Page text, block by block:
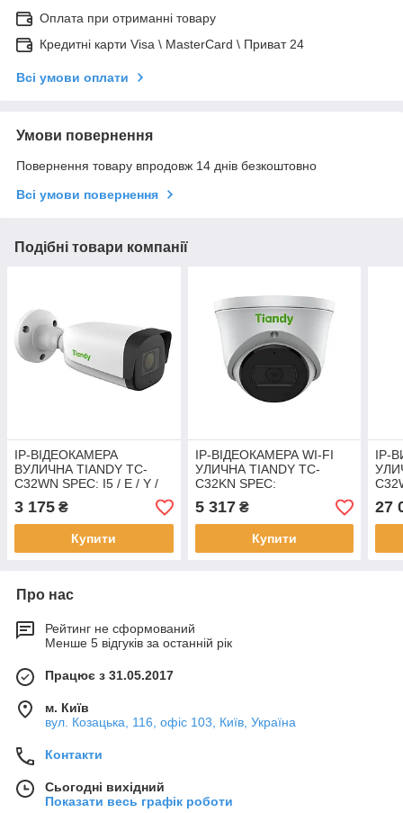
Оплата при отриманні товару
Кредитні карти Visa \ MasterCard \ Приват 24
Всі умови оплати
Умови повернення
Повернення товару впродовж 14 днів безкоштовно
Всі умови повернення
Подібні товари компанії
IP-ВІДЕОКАМЕРА
ВУЛИЧНА TIANDY TC-
C32WN SPEC: I5 / E / Y /
2.8MM 2МП
3 175 ₴
Купити
IP-ВІДЕОКАМЕРА WI-FI
УЛИЧНА TIANDY TC-
C32KN SPEC:
I5/Y/WF/2.8MM
5 317₴
Купити
IP-
I5/
27
Про нас
Рейтинг не сформований
Менше 5 відгуків за останній рік
Працює з 31.05.2017
м. Київ
вул. Козацька, 116, офіс 103, Київ, Україна
Контакти
Сьогодні вихідний
Показати весь графік роботи